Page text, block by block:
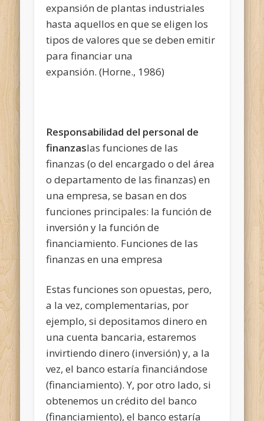
expansión de plantas industriales
hasta aquellos en que se eligen los
tipos de valores que se deben emitir
para financiar una
expansión. (Horne., 1986)
Responsabilidad del personal de
finanzaslas funciones de las
finanzas (o del encargado o del área
o departamento de las finanzas) en
una empresa, se basan en dos
funciones principales: la función de
inversión y la función de
financiamiento. Funciones de las
finanzas en una empresa
Estas funciones son opuestas, pero,
a la vez, complementarias, por
ejemplo, si depositamos dinero en
una cuenta bancaria, estaremos
invirtiendo dinero (inversión) y, a la
vez, el banco estaría financiándose
(financiamiento). Y, por otro lado, si
obtenemos un crédito del banco
(financiamiento), el banco estaría